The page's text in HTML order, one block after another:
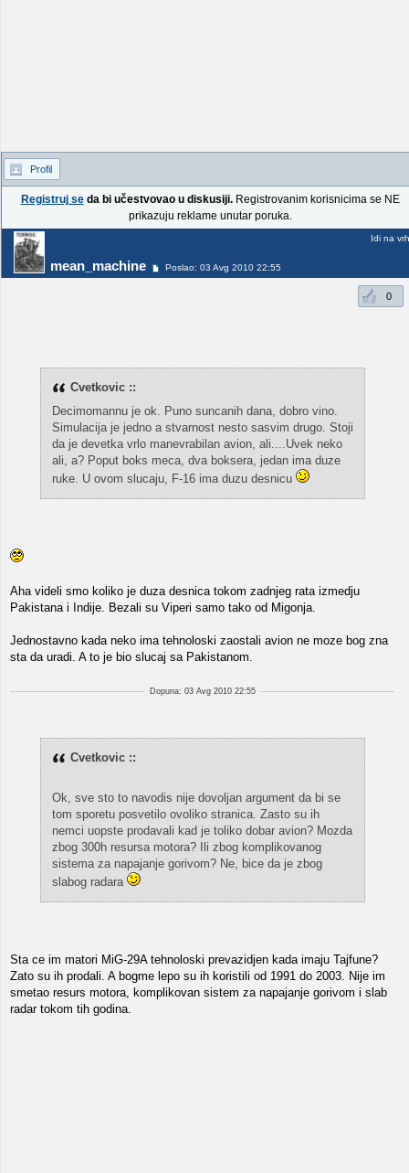
Profil
Registruj seda bi učestvovao u diskusiji.Registrovanim korisnicima se NE
prikazuju reklame unutar poruka.
mean_machine Poslao: 03 Avg 2010 22:55
Idi na vrh
0
Cvetkovic ::
Decimomannu je ok. Puno suncanih dana, dobro vino.
Simulacija je jedno a stvarnost nesto sasvim drugo. Stoji
da je devetka vrlo manevrabilan avion, ali....Uvek neko
ali, a? Poput boks meca, dva boksera, jedan ima duze
ruke. U ovom slucaju, F-16 ima duzu desnicu
Aha videli smo koliko je duza desnica tokom zadnjeg rata izmedju
Pakistana i Indije. Bezali su Viperi samo tako od Migonja.
Jednostavno kada neko ima tehnoloski zaostali avion ne moze bog zna
sta da uradi. A to je bio slucaj sa Pakistanom.
Dopuna: 03 Avg 2010 22:55
Cvetkovic ::
Ok, sve sto to navodis nije dovoljan argument da bi se
tom sporetu posvetilo ovoliko stranica. Zasto su ih
nemci uopste prodavali kad je toliko dobar avion? Mozda
zbog 300h resursa motora? Ili zbog komplikovanog
sistema za napajanje gorivom? Ne, bice da je zbog
slabog radara
Sta ce im matori MiG-29A tehnoloski prevazidjen kada imaju Tajfune?
Zato su ih prodali. A bogme lepo su ih koristili od 1991 do 2003. Nije im
smetao resurs motora, komplikovan sistem za napajanje gorivom i slab
radar tokom tih godina.